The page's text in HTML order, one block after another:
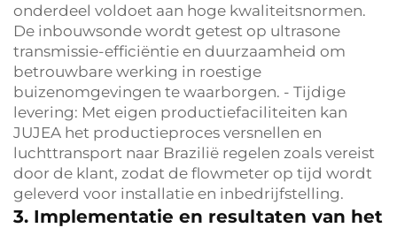
onderdeel voldoet aan hoge kwaliteitsnormen.
De inbouwsonde wordt getest op ultrasone
transmissie-efficiëntie en duurzaamheid om
betrouwbare werking in roestige
buizenomgevingen te waarborgen. - Tijdige
levering: Met eigen productiefaciliteiten kan
JUJEA het productieproces versnellen en
luchttransport naar Brazilië regelen zoals vereist
door de klant, zodat de flowmeter op tijd wordt
geleverd voor installatie en inbedrijfstelling.
3. Implementatie en resultaten van het